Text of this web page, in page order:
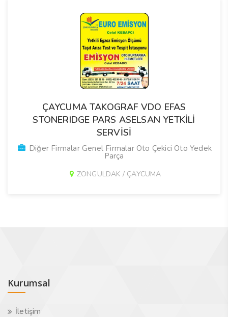
ÇAYCUMA TAKOGRAF VDO EFAS
STONERIDGE PARS ASELSAN YETKİLİ
SERVİSİ
Diğer Firmalar Genel Firmalar Oto Çekici Oto Yedek
Parça
ZONGULDAK / ÇAYCUMA
Kurumsal
İletişim